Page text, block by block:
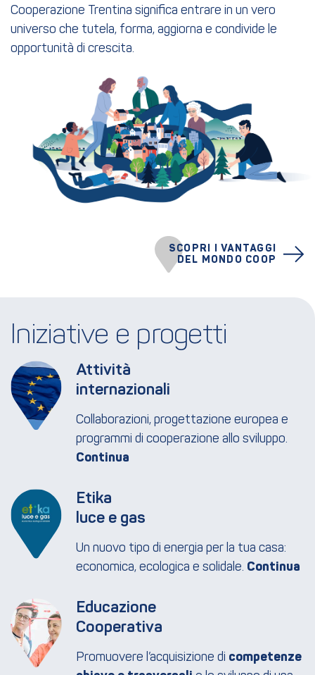
SCOPRI I VANTAGGI
DEL MONDO COOP
Cooperazione Trentina significa entrare in un vero
universo che tutela, forma, aggiorna e condivide le
opportunità di crescita.
Iniziative e progetti
Attività
internazionali
Collaborazioni, progettazione europea e
programmi di cooperazione allo sviluppo.
Etika
luce e gas
Un nuovo tipo di energia per la tua casa:
economica, ecologica e solidale.
Educazione
Cooperativa
Promuovere l’acquisizione di competenze